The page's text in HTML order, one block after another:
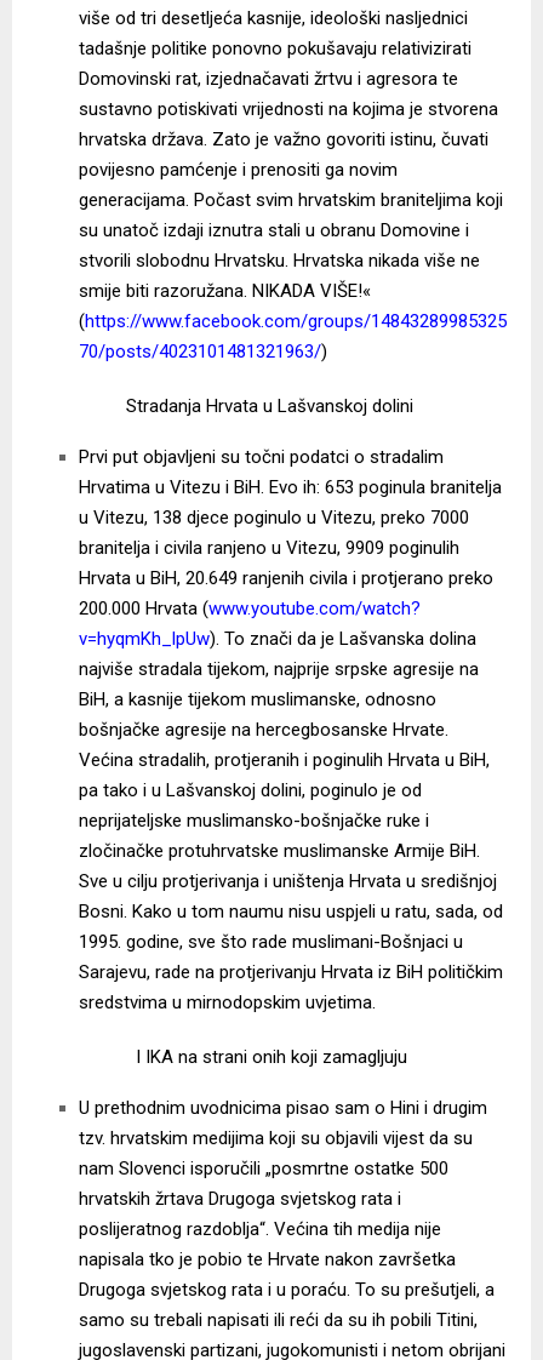
više od tri desetljeća kasnije, ideološki nasljednici
tadašnje politike ponovno pokušavaju relativizirati
Domovinski rat, izjednačavati žrtvu i agresora te
sustavno potiskivati vrijednosti na kojima je stvorena
hrvatska država. Zato je važno govoriti istinu, čuvati
povijesno pamćenje i prenositi ga novim
generacijama. Počast svim hrvatskim braniteljima koji
su unatoč izdaji iznutra stali u obranu Domovine i
stvorili slobodnu Hrvatsku. Hrvatska nikada više ne
smije biti razoružana. NIKADA VIŠE!«
(https://www.facebook.com/groups/14843289985325
70/posts/4023101481321963/)
Stradanja Hrvata u Lašvanskoj dolini
Prvi put objavljeni su točni podatci o stradalim
Hrvatima u Vitezu i BiH. Evo ih: 653 poginula branitelja
u Vitezu, 138 djece poginulo u Vitezu, preko 7000
branitelja i civila ranjeno u Vitezu, 9909 poginulih
Hrvata u BiH, 20.649 ranjenih civila i protjerano preko
200.000 Hrvata (www.youtube.com/watch?
v=hyqmKh_lpUw). To znači da je Lašvanska dolina
najviše stradala tijekom, najprije srpske agresije na
BiH, a kasnije tijekom muslimanske, odnosno
bošnjačke agresije na hercegbosanske Hrvate.
Većina stradalih, protjeranih i poginulih Hrvata u BiH,
pa tako i u Lašvanskoj dolini, poginulo je od
neprijateljske muslimansko-bošnjačke ruke i
zločinačke protuhrvatske muslimanske Armije BiH.
Sve u cilju protjerivanja i uništenja Hrvata u središnjoj
Bosni. Kako u tom naumu nisu uspjeli u ratu, sada, od
1995. godine, sve što rade muslimani-Bošnjaci u
Sarajevu, rade na protjerivanju Hrvata iz BiH političkim
sredstvima u mirnodopskim uvjetima.
I IKA na strani onih koji zamagljuju
U prethodnim uvodnicima pisao sam o Hini i drugim
tzv. hrvatskim medijima koji su objavili vijest da su
nam Slovenci isporučili „posmrtne ostatke 500
hrvatskih žrtava Drugoga svjetskog rata i
poslijeratnog razdoblja“. Većina tih medija nije
napisala tko je pobio te Hrvate nakon završetka
Drugoga svjetskog rata i u poraću. To su prešutjeli, a
samo su trebali napisati ili reći da su ih pobili Titini,
jugoslavenski partizani, jugokomunisti i netom obrijani